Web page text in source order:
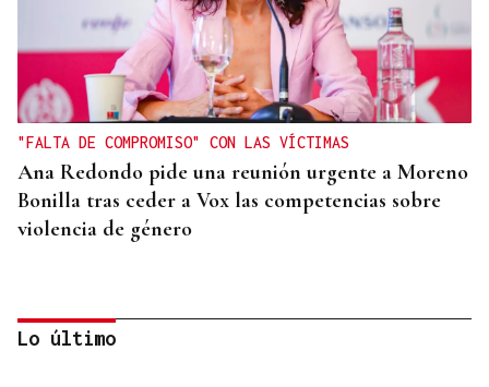
"FALTA DE COMPROMISO" CON LAS VÍCTIMAS
Ana Redondo pide una reunión urgente a Moreno
Bonilla tras ceder a Vox las competencias sobre
violencia de género
Lo último